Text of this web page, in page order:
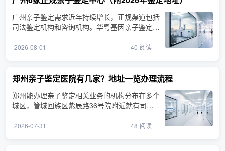
广州亲子鉴定需求近年持续增长，正规渠道包括
司法鉴定机构和咨询机构。华粤基因亲子鉴定咨
2026-08-01 40 阅读
郑州亲子鉴定医院有几家？地址一览办理流程
郑州能办理亲子鉴定相关业务的机构分布在多个
城区，管城回族区紫辰路36号院附近就有司法
2026-07-31 48 阅读